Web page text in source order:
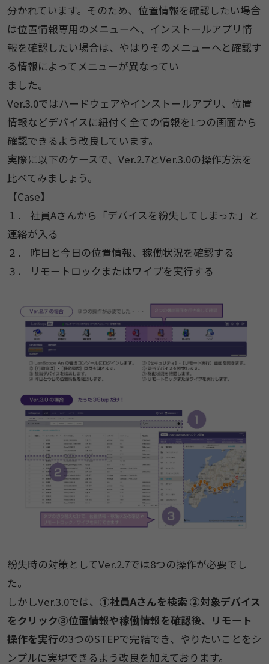
分かれています。そのため、位置情報を確認したい場合
は位置情報専用のメニューへ、インストールアプリ情
報を確認したい場合は、やはりそのメニューへと確認す
る情報によってメニューが異なってい
ました。
Ver.3.0ではハードウェアやインストールアプリ、位置
情報などデバイスに紐付く全ての情報を1つの画面から
確認できるよう改良しています。
実際に以下のケースで、Ver.2.7とVer.3.0の操作方法を
比べてみましょう。
【Case】
１． 社員Aさんから「デバイスを紛失してしまった」と
連絡が入る
２． 昨日と今日の位置情報、稼働状況を確認する
３． リモートロックまたはワイプを実行する
紛失時の対策としてVer.2.7では8つの操作が必要でし
た。
しかしVer.3.0では、 ①社員Aさんを検索 ②対象デバイス
をクリック③位置情報や稼働情報を確認後、リモート
操作を実行の3つのSTEPで完結でき、やりたいことをシ
ンプルに実現できるよう改良を加えております。